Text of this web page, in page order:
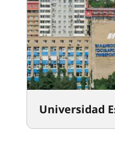
Universidad